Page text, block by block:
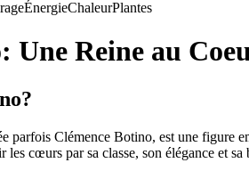
ÉnergieChaleurPlantes
Une Reine au
parfois Clémence Botino, est une figure
cœurs par sa classe, son élégance et sa